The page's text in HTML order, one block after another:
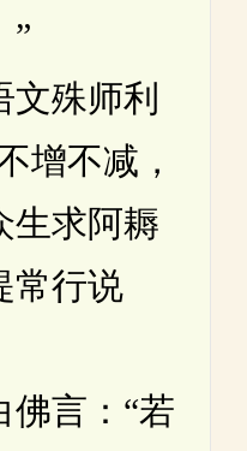
”
殊师利
增不减，
生求阿耨
常行说
言：“若